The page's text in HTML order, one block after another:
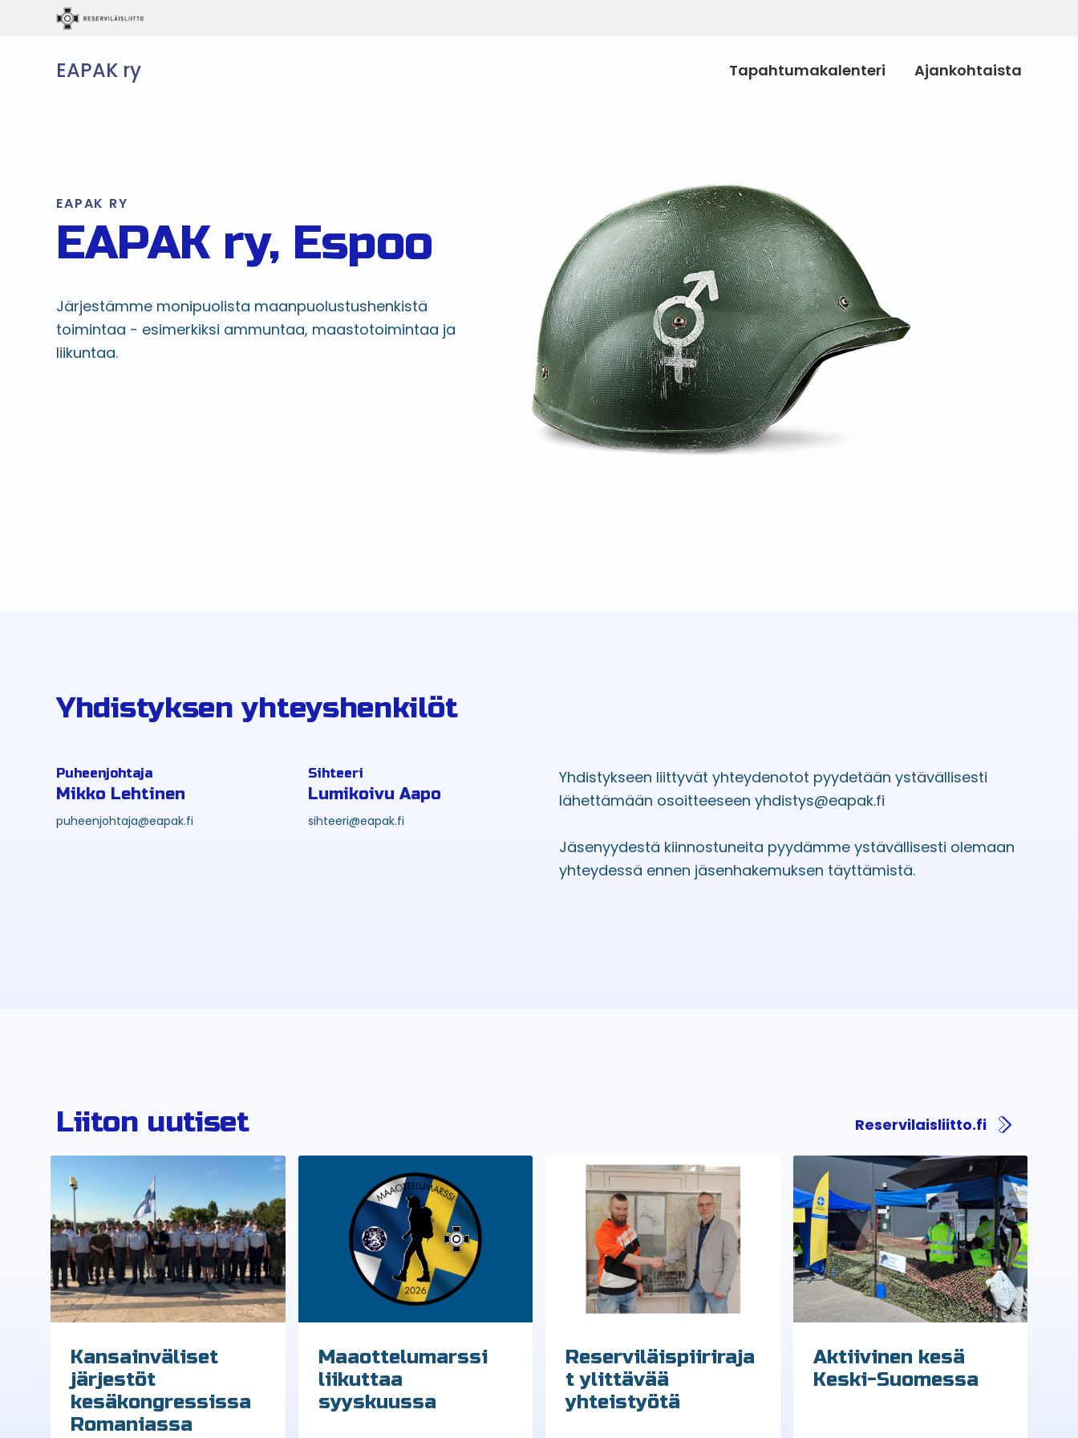
EAPAK ry Tapahtumakalenteri Ajankohtaista
EAPAK RY
EAPAK ry, Espoo
Järjestämme monipuolista maanpuolustushenkistä
toimintaa - esimerkiksi ammuntaa, maastotoimintaa ja
liikuntaa.
Yhdistyksen yhteyshenkilöt
Puheenjohtaja
Mikko Lehtinen
puheenjohtaja@eapak.fi
Sihteeri
Lumikoivu Aapo
sihteeri@eapak.fi
Yhdistykseen liittyvät yhteydenotot pyydetään ystävällisesti
lähettämään osoitteeseen yhdistys@eapak.fi
Jäsenyydestä kiinnostuneita pyydämme ystävällisesti olemaan
yhteydessä ennen jäsenhakemuksen täyttämistä.
Liiton uutiset Reservilaisliitto.fi
Kansainväliset
järjestöt
kesäkongressissa
Romaniassa
Maaottelumarssi
liikuttaa
syyskuussa
Reserviläispiiriraja
t ylittävää
yhteistyötä
Aktiivinen kesä
Keski-Suomessa